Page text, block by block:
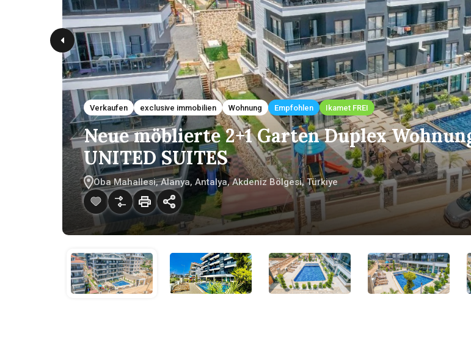
Verkaufen exclusive immobilien Wohnung Empfohlen Ikamet FREI
Neue möblierte 2+1 Garten Duplex
UNITED SUITES
Oba Mahallesi, Alanya, Antalya, Akdeniz Bölgesi, Türkiye